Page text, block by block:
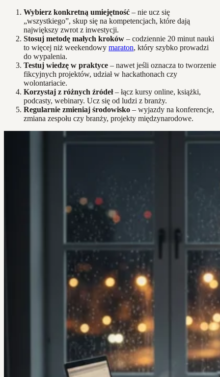
Wybierz konkretną umiejętność – nie ucz się
„wszystkiego”, skup się na kompetencjach, które dają
największy zwrot z inwestycji.
Stosuj metodę małych kroków – codziennie 20 minut nauki
to więcej niż weekendowy maraton, który szybko prowadzi
do wypalenia.
Testuj wiedzę w praktyce – nawet jeśli oznacza to tworzenie
fikcyjnych projektów, udział w hackathonach czy
wolontariacie.
Korzystaj z różnych źródeł– łącz kursy online, książki,
podcasty, webinary. Ucz się od ludzi z branży.
Regularnie zmieniaj środowisko – wyjazdy na konferencje,
zmiana zespołu czy branży, projekty międzynarodowe.